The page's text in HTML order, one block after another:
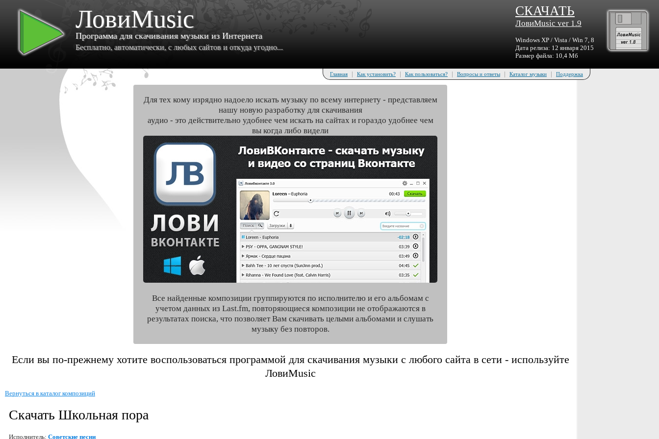
ЛовиMusic
Программа для скачивания музыки из Интернета
Бесплатно, автоматически, с любых сайтов и откуда угодно...
СКАЧАТЬ
ЛовиMusic ver 1.9
Windows XP / Vista / Win 7, 8
Дата релиза: 12 января 2015
Размер файла: 10,4 Мб
Главная | Как установить? | Как пользоваться? | Вопросы и ответы | Каталог музыки | Поддержка
Для тех кому изрядно надоело искать музыку по всему интернету - представляем
нашу новую разработку для скачивания
аудио - это действительно удобнее чем искать на сайтах и гораздо удобнее чем
вы когда либо видели
Все найденные композиции группируются по исполнителю и его альбомам с
учетом данных из Last.fm, повторяющиеся композиции не отображаются в
результатах поиска, что позволяет Вам скачивать целыми альбомами и слушать
музыку без повторов.
Если вы по-прежнему хотите воспользоваться программой для скачивания музыки с любого сайта в сети - используйте
ЛовиMusic
Вернуться в каталог композиций
Скачать Школьная пора
Исполнитель: Советские песни